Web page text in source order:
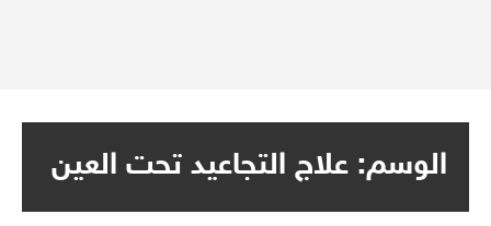
الوسم: علاج التجاعيد تحت العين